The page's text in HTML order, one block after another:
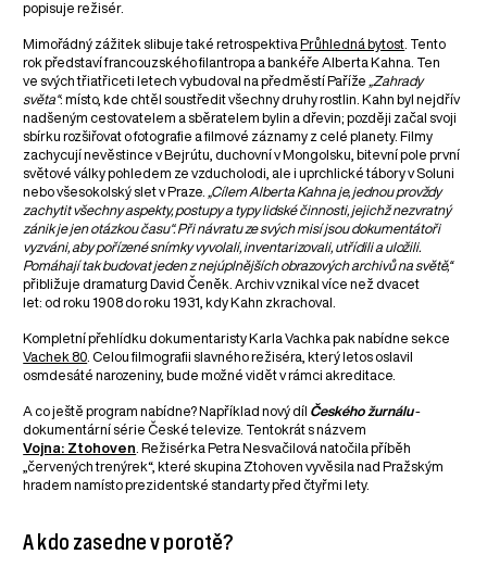
popisuje režisér.
Mimořádný zážitek slibuje také retrospektiva Průhledná bytost . Tento
rok představí francouzského filantropa a bankéře Alberta Kahna. Ten
ve svých třiatřiceti letech vybudoval na předměstí Paříže „Zahrady
světa“: místo, kde chtěl soustředit všechny druhy rostlin. Kahn byl nejdřív
nadšeným cestovatelem a sběratelem bylin a dřevin; později začal svoji
sbírku rozšiřovat o fotografie a filmové záznamy z celé planety. Filmy
zachycují nevěstince v Bejrútu, duchovní v Mongolsku, bitevní pole první
světové války pohledem ze vzducholodi, ale i uprchlické tábory v Soluni
nebo všesokolský slet v Praze. „Cílem Alberta Kahna je‚ jednou provždy
zachytit všechny aspekty, postupy a typy lidské činnosti, jejichž nezvratný
zánik je jen otázkou času‘‘. Při návratu ze svých misí jsou dokumentátoři
vyzváni, aby pořízené snímky vyvolali, inventarizovali, utřídili a uložili.
Pomáhají tak budovat jeden z nejúplnějších obrazových archivů na světě,“
přibližuje dramaturg David Čeněk. Archiv vznikal více než dvacet
let: od roku 1908 do roku 1931, kdy Kahn zkrachoval.
Kompletní přehlídku dokumentaristy Karla Vachka pak nabídne sekce
Vachek 80 . Celou filmografii slavného režiséra, který letos oslavil
osmdesáté narozeniny, bude možné vidět v rámci akreditace.
A co ještě program nabídne? Například nový díl Českého žurnálu-
dokumentární série České televize. Tentokrát s názvem
Vojna: Ztohoven . Režisérka Petra Nesvačilová natočila příběh
„červených trenýrek“, které skupina Ztohoven vyvěsila nad Pražským
hradem namísto prezidentské standarty před čtyřmi lety.
A kdo zasedne v porotě?